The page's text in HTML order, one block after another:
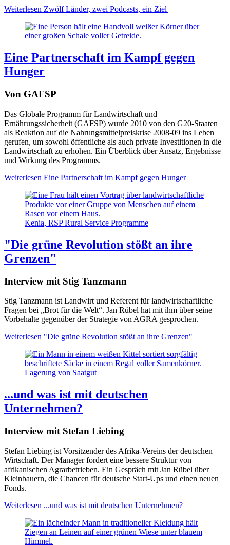
Weiterlesen Zwölf Länder, zwei Podcasts, ein Ziel
Eine Partnerschaft im Kampf gegen
Hunger
Von GAFSP
Das Globale Programm für Landwirtschaft und
Ernährungssicherheit (GAFSP) wurde 2010 von den G20-Staaten
als Reaktion auf die Nahrungsmittelpreiskrise 2008-09 ins Leben
gerufen, um sowohl öffentliche als auch private Investitionen in die
Landwirtschaft zu erhöhen. Ein Überblick über Ansatz, Ergebnisse
und Wirkung des Programms.
Weiterlesen Eine Partnerschaft im Kampf gegen Hunger
Kenia, RSP Rural Service Programme
"Die grüne Revolution stößt an ihre
Grenzen"
Interview mit Stig Tanzmann
Stig Tanzmann ist Landwirt und Referent für landwirtschaftliche
Fragen bei „Brot für die Welt“. Jan Rübel hat mit ihm über seine
Vorbehalte gegenüber der Strategie von AGRA gesprochen.
Weiterlesen "Die grüne Revolution stößt an ihre Grenzen"
Lagerung von Saatgut
...und was ist mit deutschen
Unternehmen?
Interview mit Stefan Liebing
Stefan Liebing ist Vorsitzender des Afrika-Vereins der deutschen
Wirtschaft. Der Manager fordert eine bessere Struktur von
afrikanischen Agrarbetrieben. Ein Gespräch mit Jan Rübel über
Kleinbauern, die Chancen für deutsche Start-Ups und einen neuen
Fonds.
Weiterlesen ...und was ist mit deutschen Unternehmen?